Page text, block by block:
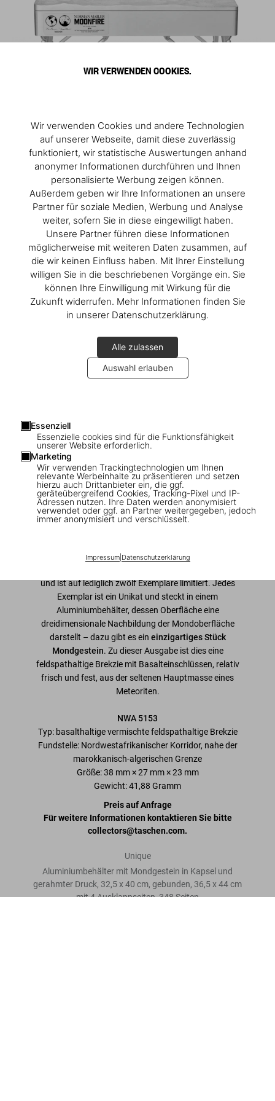
WIR VERWENDEN COOKIES.
Wir verwenden Cookies und andere Technologien
auf unserer Webseite, damit diese zuverlässig
funktioniert, wir statistische Auswertungen anhand
anonymer Informationen durchführen und Ihnen
personalisierte Werbung zeigen können.
Außerdem geben wir Ihre Informationen an unsere
Partner für soziale Medien, Werbung und Analyse
weiter, sofern Sie in diese eingewilligt haben.
Unsere Partner führen diese Informationen
möglicherweise mit weiteren Daten zusammen, auf
die wir keinen Einfluss haben. Mit Ihrer Einstellung
willigen Sie in die beschriebenen Vorgänge ein. Sie
können Ihre Einwilligung mit Wirkung für die
Zukunft widerrufen. Mehr Informationen finden Sie
in unserer Datenschutzerklärung.
Alle zulassen
Auswahl erlauben
Essenziell
Essenzielle cookies sind für die Funktionsfähigkeit
unserer Website erforderlich.
Marketing
Wir verwenden Trackingtechnologien um Ihnen
relevante Werbeinhalte zu präsentieren und setzen
hierzu auch Drittanbieter ein, die ggf.
geräteübergreifend Cookies, Tracking-Pixel und IP-
Adressen nutzen. Ihre Daten werden anonymisiert
verwendet oder ggf. an Partner weitergegeben, jedoch
immer anonymisiert und verschlüsselt.
Impressum| Datenschutzerklärung
XXL
Norman Mailer, Marc Newson. MoonFire,
Lunar Rock Edition No. 1,967 ‘NWA 5153’
Preis auf Anfrage
Diese atemberaubende Lunar Rock Edition von
und ist auf lediglich zwölf Exemplare limitiert. Jedes
Exemplar ist ein Unikat und steckt in einem
Aluminiumbehälter, dessen Oberfläche eine
dreidimensionale Nachbildung der Mondoberfläche
darstellt – dazu gibt es ein einzigartiges Stück
Mondgestein. Zu dieser Ausgabe ist dies eine
feldspathaltige Brekzie mit Basalteinschlüssen, relativ
frisch und fest, aus der seltenen Hauptmasse eines
Meteoriten.
NWA 5153
Typ: basalthaltige vermischte feldspathaltige Brekzie
Fundstelle: Nordwestafrikanischer Korridor, nahe der
marokkanisch-algerischen Grenze
Größe: 38 mm × 27 mm × 23 mm
Gewicht: 41,88 Gramm
Preis auf Anfrage
Für weitere Informationen kontaktieren Sie bitte
collectors@taschen.com.
Unique
Aluminiumbehälter mit Mondgestein in Kapsel und
gerahmter Druck, 32,5 x 40 cm, gebunden, 36,5 x 44 cm
mit 4 Ausklappseiten, 348 Seiten